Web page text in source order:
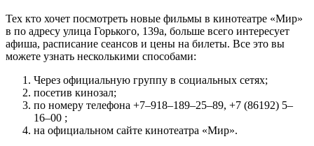
Тех кто хочет посмотреть новые фильмы в кинотеатре «Мир»
в по адресу улица Горького, 139а, больше всего интересует
афиша, расписание сеансов и цены на билеты. Все это вы
можете узнать несколькими способами:
Через официальную группу в социальных сетях;
посетив кинозал;
по номеру телефона +7‒918‒189‒25‒89, +7 (86192) 5‒
16‒00 ;
на официальном сайте кинотеатра «Мир».